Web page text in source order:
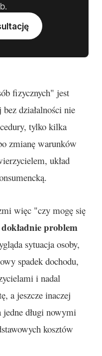
fizycznych" jest
działalności nie
tylko kilka
zmianę warunków
układ
więc "czy mogę się
problem
sytuacja osoby,
spadek dochodu,
i nadal
a jeszcze inaczej
jedne długi nowymi
kosztów